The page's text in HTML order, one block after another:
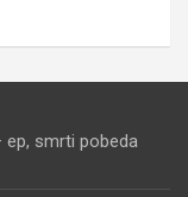
ep, smrti pobeda